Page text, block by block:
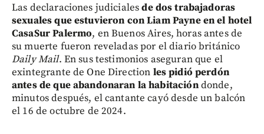
Las declaraciones judicialesde dos trabajadoras
sexuales que estuvieron con Liam Payne en el hotel
CasaSur Palermo, en Buenos Aires, horas antes de
su muerte fueron reveladas por el diario británico
Daily Mail. En sus testimonios aseguran que el
exintegrante de One Direction les pidió perdón
antes de que abandonaran la habitacióndonde,
minutos después, el cantante cayó desde un balcón
el 16 de octubre de 2024.